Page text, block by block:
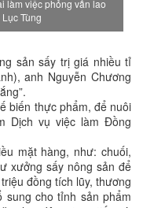
làm việc phỏng vấn lao
Tùng
sản sấy trị giá nhiều tỉ
anh Nguyễn Chương
biến thực phẩm, để nuôi
Dịch vụ việc làm Đồng
mặt hàng, như: chuối,
xưởng sấy nông sản để
đồng tích lũy, thương
sung cho tỉnh sản phẩm